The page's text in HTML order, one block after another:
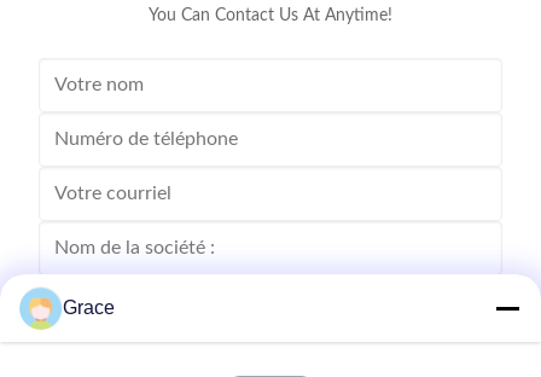
You Can Contact Us At Anytime!
Grace